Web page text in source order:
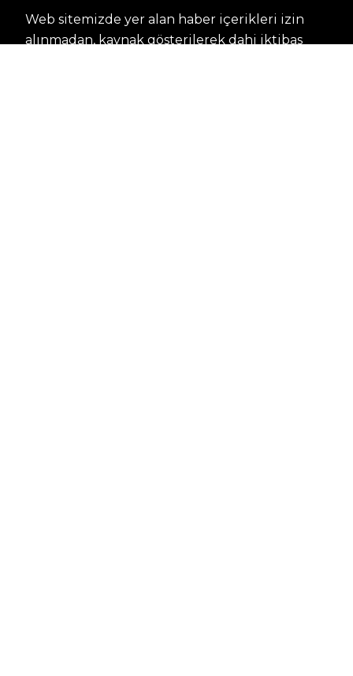
Web sitemizde yer alan haber içerikleri izin
alınmadan, kaynak gösterilerek dahi iktibas